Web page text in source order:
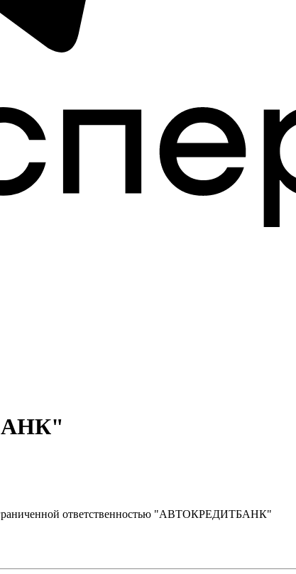
ответственностью "АВТОКРЕДИТБАНК"